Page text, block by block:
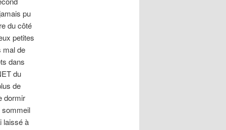
pu
du côté
petites
mal de
dans
du
de
dormir
sommeil
laissé à